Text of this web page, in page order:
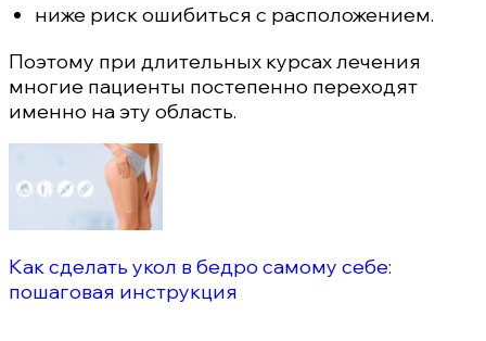
ниже риск ошибиться с расположением.
Поэтому при длительных курсах лечения
многие пациенты постепенно переходят
именно на эту область.
Как сделать укол в бедро самому себе:
пошаговая инструкция